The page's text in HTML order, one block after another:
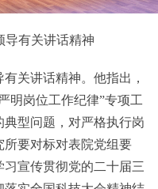
导有关讲话精神
关讲话精神。他指出，
明岗位工作纪律”专项工
型问题，对严格执行岗
要对标对表院党组要
宣传贯彻党的二十届三